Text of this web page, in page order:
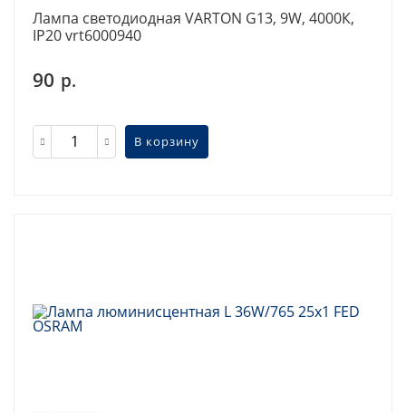
Лампа светодиодная VARTON G13, 9W, 4000К,
IP20 vrt6000940
90 р.
В корзину